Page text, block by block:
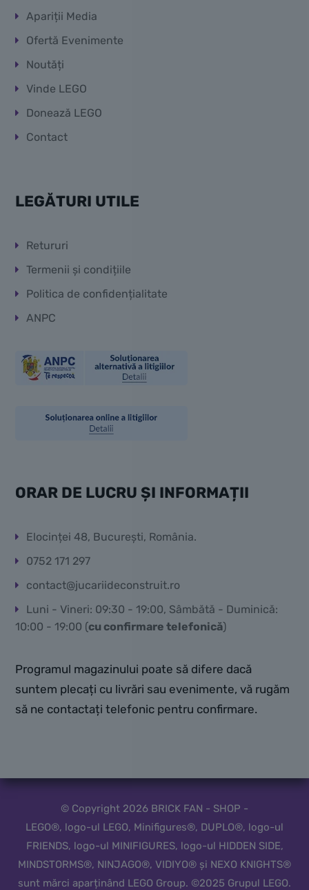
Apariții Media
Ofertă Evenimente
Noutăți
Vinde LEGO
Donează LEGO
Contact
LEGĂTURI UTILE
Retururi
Termenii și condițiile
Politica de confidențialitate
ANPC
ORAR DE LUCRU ȘI INFORMAȚII
Elocinței 48, București, România.
0752 171 297
contact@jucariideconstruit.ro
Luni - Vineri: 09:30 - 19:00, Sâmbătă - Duminică:
10:00 - 19:00 (cu confirmare telefonică)
Programul magazinului poate să difere dacă
suntem plecați cu livrări sau evenimente, vă rugăm
să ne contactați telefonic pentru confirmare.
© Copyright 2026 BRICK FAN - SHOP -
LEGO®, logo-ul LEGO, Minifigures®, DUPLO®, logo-ul
FRIENDS, logo-ul MINIFIGURES, logo-ul HIDDEN SIDE,
MINDSTORMS®, NINJAGO®, VIDIYO® și NEXO KNIGHTS®
sunt mărci aparținând LEGO Group. ©2025 Grupul LEGO.